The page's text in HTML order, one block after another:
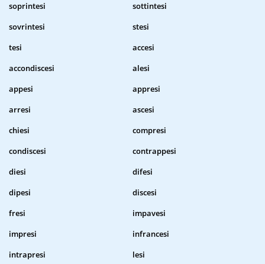
soprintesi
sottintesi
sovrintesi
stesi
tesi
accesi
accondiscesi
alesi
appesi
appresi
arresi
ascesi
chiesi
compresi
condiscesi
contrappesi
diesi
difesi
dipesi
discesi
fresi
impavesi
impresi
infrancesi
intrapresi
lesi